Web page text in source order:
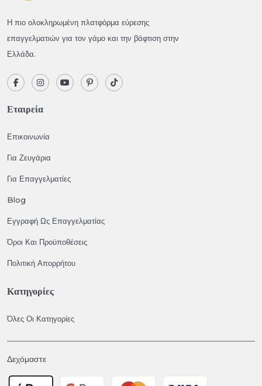
Η πιο ολοκληρωμένη πλατφόρμα εύρεσης
επαγγελματιών για τον γάμο και την βάφτιση στην
Ελλάδα.
Εταιρεία
Επικοινωνία
Για Ζευγάρια
Για Επαγγελματίες
Blog
Εγγραφή Ως Επαγγελματίας
Όροι Και Προϋποθέσεις
Πολιτική Απορρήτου
Κατηγορίες
Όλες Οι Κατηγορίες
Δεχόμαστε